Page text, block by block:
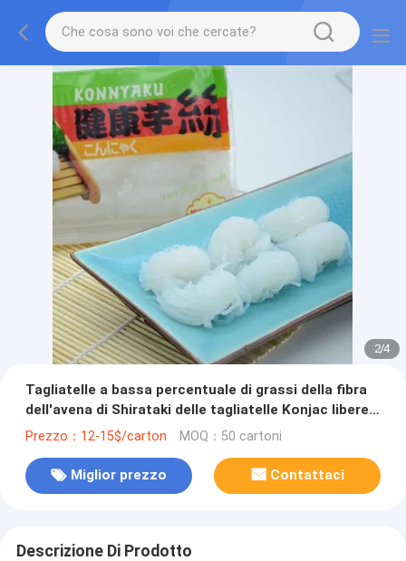
2/4
Tagliatelle a bassa percentuale di grassi della fibra
dell'avena di Shirataki delle tagliatelle Konjac libere
della pasta del glutine dell'OEM
Prezzo：12-15$/carton MOQ：50 cartoni
Miglior prezzo Contattaci
Descrizione Di Prodotto